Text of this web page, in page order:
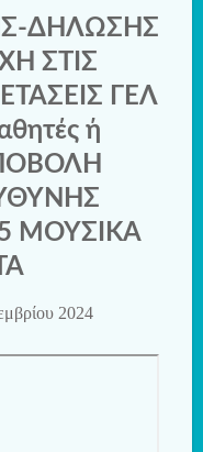
ΔΗΛΩΣΗΣ
ΣΤΙΣ
ΓΕΛ
ή
ΜΟΥΣΙΚΑ
2024